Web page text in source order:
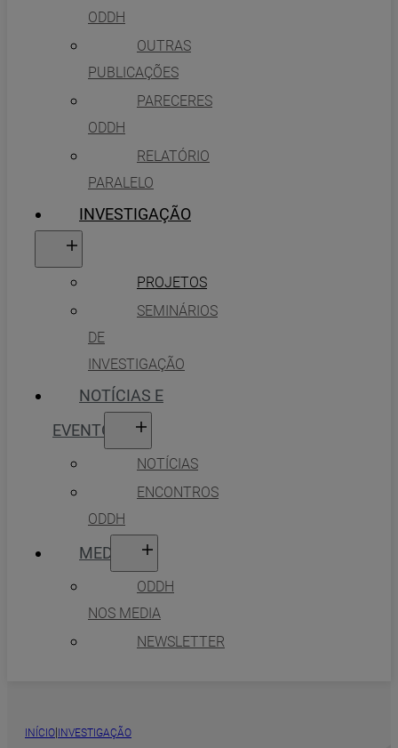
ODDH
OUTRAS
PUBLICAÇÕES
PARECERES
ODDH
RELATÓRIO
PARALELO
INVESTIGAÇÃO
PROJETOS
SEMINÁRIOS
DE
INVESTIGAÇÃO
NOTÍCIAS E
EVENTOS
NOTÍCIAS
ENCONTROS
ODDH
MEDIA
ODDH
NOS MEDIA
NEWSLETTER
INÍCIO|INVESTIGAÇÃO